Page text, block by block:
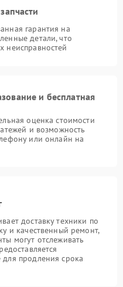
гарантия на
детали, что
неисправностей
и бесплатная
оценка стоимости
и возможность
или онлайн на
доставку техники по
и качественный ремонт,
могут отслеживать
для продления срока